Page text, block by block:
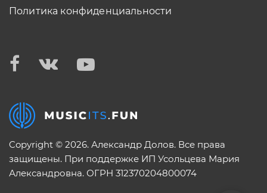
Политика конфиденциальности
Copyright © 2026. Александр Долов. Все права
защищены. При поддержке ИП Усольцева Мария
Александровна. ОГРН 312370204800074